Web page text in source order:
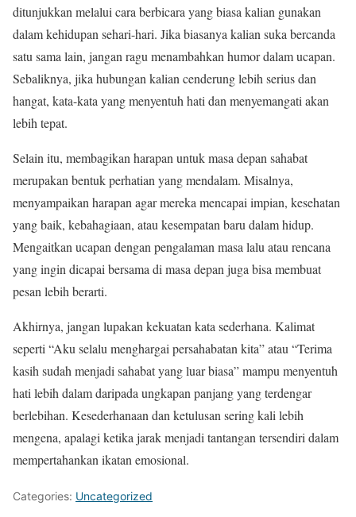
ditunjukkan melalui cara berbicara yang biasa kalian gunakan
dalam kehidupan sehari-hari. Jika biasanya kalian suka bercanda
satu sama lain, jangan ragu menambahkan humor dalam ucapan.
Sebaliknya, jika hubungan kalian cenderung lebih serius dan
hangat, kata-kata yang menyentuh hati dan menyemangati akan
lebih tepat.
Selain itu, membagikan harapan untuk masa depan sahabat
merupakan bentuk perhatian yang mendalam. Misalnya,
menyampaikan harapan agar mereka mencapai impian, kesehatan
yang baik, kebahagiaan, atau kesempatan baru dalam hidup.
Mengaitkan ucapan dengan pengalaman masa lalu atau rencana
yang ingin dicapai bersama di masa depan juga bisa membuat
pesan lebih berarti.
Akhirnya, jangan lupakan kekuatan kata sederhana. Kalimat
seperti “Aku selalu menghargai persahabatan kita” atau “Terima
kasih sudah menjadi sahabat yang luar biasa” mampu menyentuh
hati lebih dalam daripada ungkapan panjang yang terdengar
berlebihan. Kesederhanaan dan ketulusan sering kali lebih
mengena, apalagi ketika jarak menjadi tantangan tersendiri dalam
mempertahankan ikatan emosional.
Categories: Uncategorized